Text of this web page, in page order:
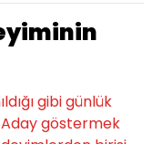
gibi günlük
göstermek